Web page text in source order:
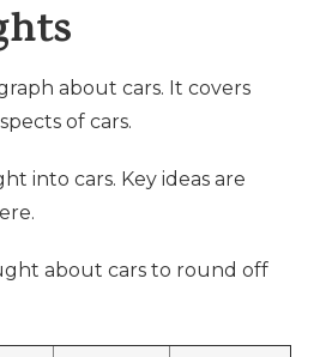
about cars. It covers
of cars.
into cars. Key ideas are
about cars to round off